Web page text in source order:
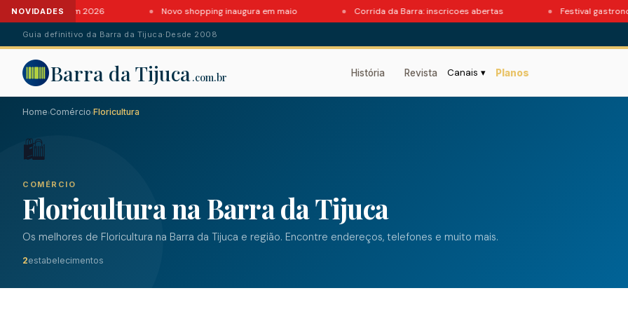
NOVIDADES
da Barra em 2026 Novo shopping inaugura em maio Corrida da Barra: inscricoes abertas Festival
Guia definitivo da Barra da Tijuca· Desde 2008
Barra da Tijuca .com.br História Revista Canais ▾ Planos
Home›Comércio›Floricultura
🛍️
COMÉRCIO
Floricultura na Barra da Tijuca
Os melhores de Floricultura na Barra da Tijuca e região. Encontre endereços, telefones e muito mais.
2estabelecimentos